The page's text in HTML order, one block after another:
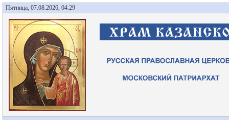
Пятница, 07.08.2026, 04:29